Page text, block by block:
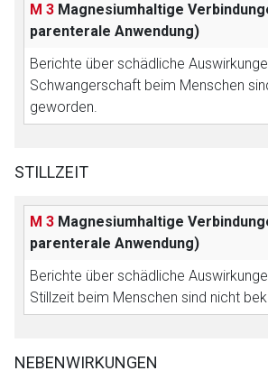
M 3 Magnesiumhaltige
parenterale Anwendung)
Berichte über schädliche
Schwangerschaft beim Menschen
geworden.
STILLZEIT
M 3 Magnesiumhaltige
parenterale Anwendung)
Berichte über schädliche
Stillzeit beim Menschen sind nicht
NEBENWIRKUNGEN